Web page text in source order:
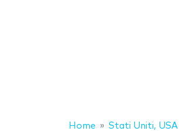
Home Stati Uniti, USA